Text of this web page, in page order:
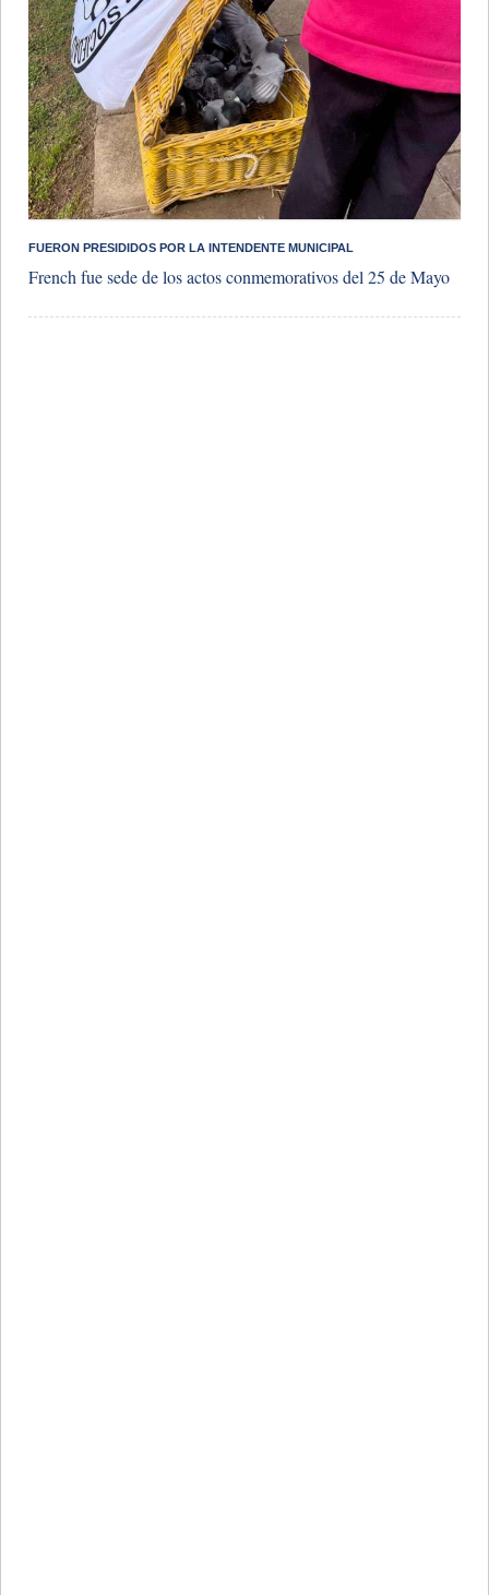
FUERON PRESIDIDOS POR LA INTENDENTE MUNICIPAL
French fue sede de los actos conmemorativos del 25 de Mayo